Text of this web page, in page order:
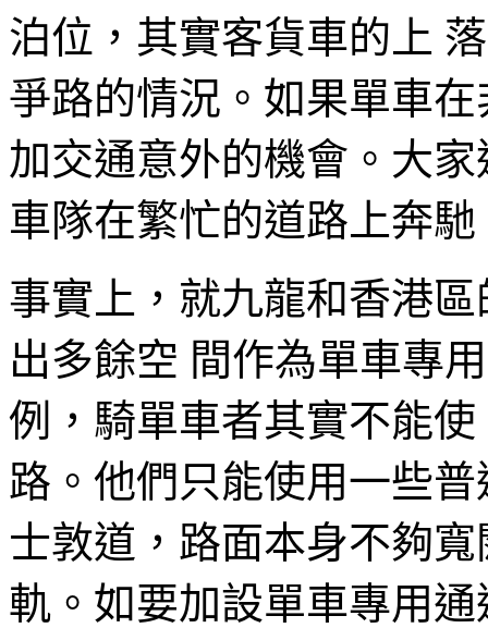
泊位，其實客貨車的上
爭路的情況。如果單車
加交通意外的機會。大
車隊在繁忙的道路上奔
事實上，就九龍和香港
出多餘空 間作為單車專
例，騎單車者其實不能
路。他們只能使用一些
士敦道，路面本身不夠
軌。如要加設單車專用